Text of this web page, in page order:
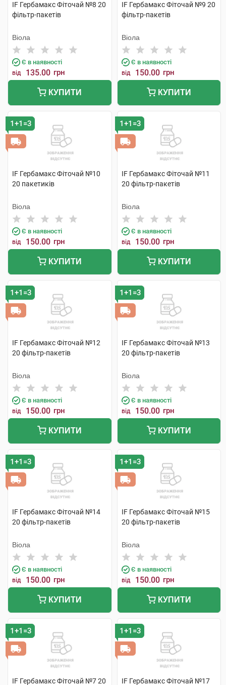
IF Гербамакс Фіточай №8 20
фільтр-пакетів
Віола
Є в наявності
від 135.00 грн
КУПИТИ
IF Гербамакс Фіточай №9 20
фільтр-пакетів
Віола
Є в наявності
від 150.00 грн
КУПИТИ
1+1=3
IF Гербамакс Фіточай №10
20 пакетиків
Віола
Є в наявності
від 150.00 грн
КУПИТИ
1+1=3
IF Гербамакс Фіточай №11
20 фільтр-пакетів
Віола
Є в наявності
від 150.00 грн
КУПИТИ
1+1=3
IF Гербамакс Фіточай №12
20 фільтр-пакетів
Віола
Є в наявності
від 150.00 грн
КУПИТИ
1+1=3
IF Гербамакс Фіточай №13
20 фільтр-пакетів
Віола
Є в наявності
від 150.00 грн
КУПИТИ
1+1=3
IF Гербамакс Фіточай №14
20 фільтр-пакетів
Віола
Є в наявності
від 150.00 грн
КУПИТИ
1+1=3
IF Гербамакс Фіточай №15
20 фільтр-пакетів
Віола
Є в наявності
від 150.00 грн
КУПИТИ
1+1=3
IF Гербамакс Фіточай №7 20
1+1=3
IF Гербамакс Фіточай №17